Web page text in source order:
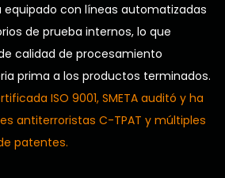
equipado con líneas automatizadas
de prueba internos, lo que
calidad de procesamiento
prima a los productos terminados.
ISO 9001, SMETA auditó y ha
antiterroristas C-TPAT y múltiples
patentes.